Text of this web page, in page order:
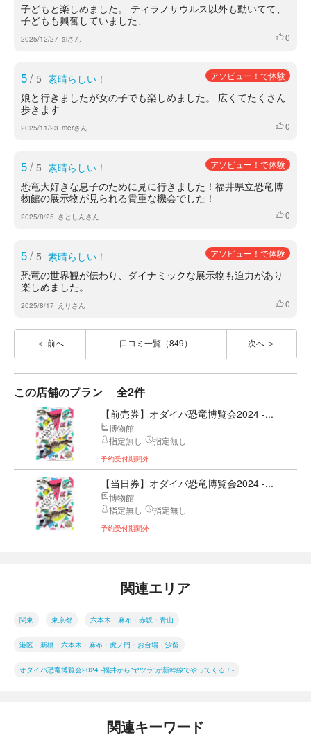
子どもと楽しめました。 ティラノサウルス以外も動いてて、
子どもも興奮していました、
2025/12/27 aiさん いいね
0
5/ 5 素晴らしい！ アソビュー！で体験
娘と行きましたが女の子でも楽しめました。 広くてたくさん
歩きます
2025/11/23 merさん いいね
0
5/ 5 素晴らしい！ アソビュー！で体験
恐竜大好きな息子のために見に行きました！福井県立恐竜博
物館の展示物が見られる貴重な機会でした！
2025/8/25 さとしんさん いいね
0
5/ 5 素晴らしい！ アソビュー！で体験
恐竜の世界観が伝わり、ダイナミックな展示物も迫力があり
楽しめました。
2025/8/17 えりさん いいね
0
前へ 口コミ一覧（849） 次へ
この店舗のプラン 全2件
【前売券】オダイバ恐竜博覧会2024 -...
博物館
指定無し
指定無し
予約受付期間外
【当日券】オダイバ恐竜博覧会2024 -...
博物館
指定無し
指定無し
予約受付期間外
関連エリア
関東 東京都 六本木・麻布・赤坂・青山
港区・新橋・六本木・麻布・虎ノ門・お台場・汐留
オダイバ恐竜博覧会2024 -福井から“ヤツラ”が新幹線でやってくる！-
関連キーワード